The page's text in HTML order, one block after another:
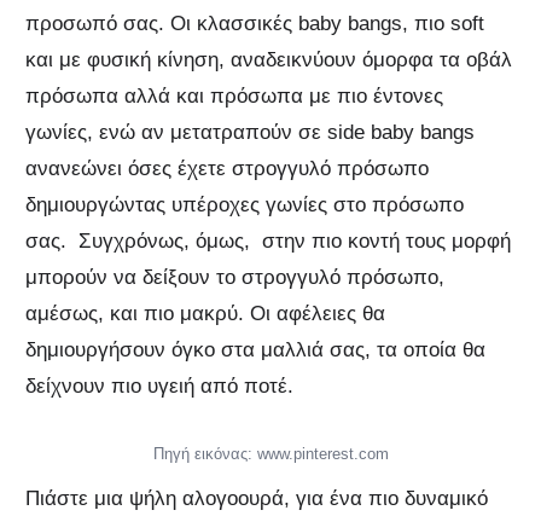
προσωπό σας. Οι κλασσικές baby bangs, πιο soft
και με φυσική κίνηση, αναδεικνύουν όμορφα τα οβάλ
πρόσωπα αλλά και πρόσωπα με πιο έντονες
γωνίες, ενώ αν μετατραπούν σε side baby bangs
ανανεώνει όσες έχετε στρογγυλό πρόσωπο
δημιουργώντας υπέροχες γωνίες στο πρόσωπο
σας. Συγχρόνως, όμως, στην πιο κοντή τους μορφή
μπορούν να δείξουν το στρογγυλό πρόσωπο,
αμέσως, και πιο μακρύ. Οι αφέλειες θα
δημιουργήσουν όγκο στα μαλλιά σας, τα οποία θα
δείχνουν πιο υγειή από ποτέ.
Πηγή εικόνας: www.pinterest.com
Πιάστε μια ψήλη αλογοουρά, για ένα πιο δυναμικό